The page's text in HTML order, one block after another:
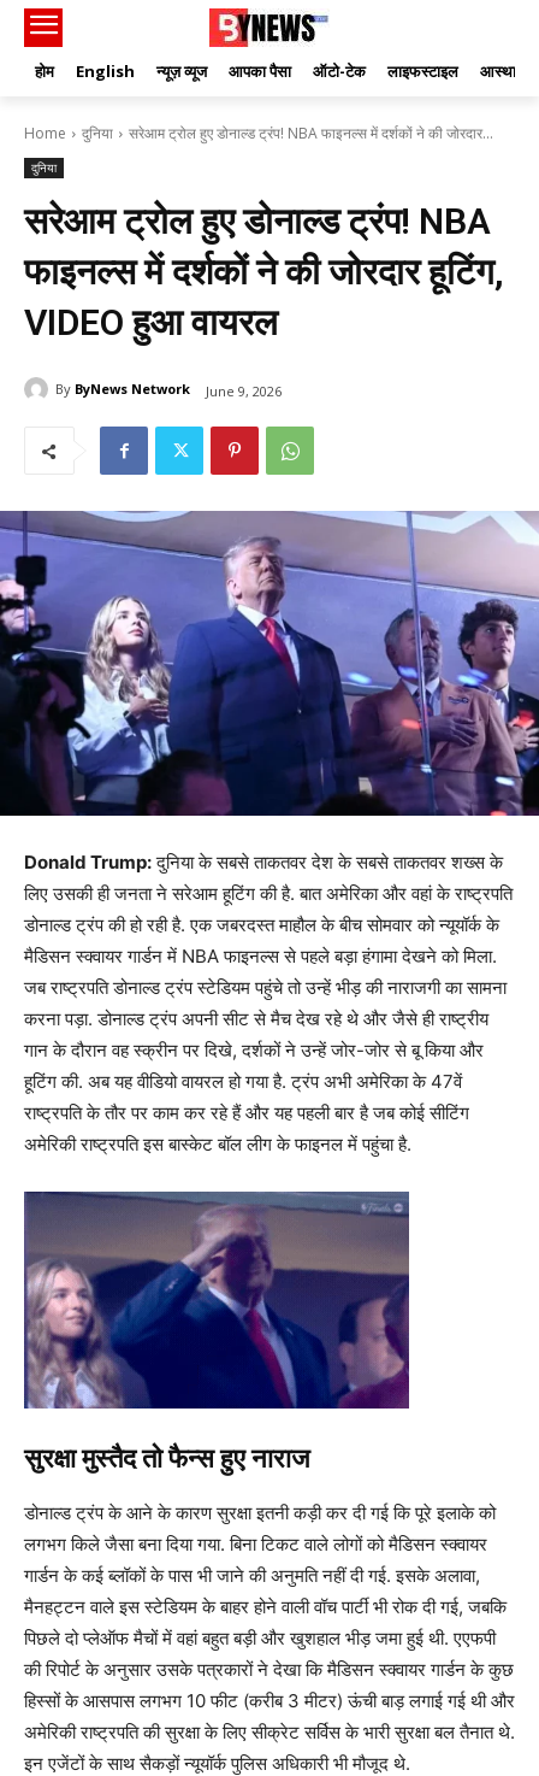
होम English न्यूज़ व्यूज आपका पैसा ऑटो-टेक लाइफस्टाइल आस्था
Home दुनिया सरेआम ट्रोल हुए डोनाल्ड ट्रंप! NBA फाइनल्स में दर्शकों ने की जोरदार...
दुनिया
सरेआम ट्रोल हुए डोनाल्ड ट्रंप! NBA
फाइनल्स में दर्शकों ने की जोरदार हूटिंग,
VIDEO हुआ वायरल
By ByNews Network June 9, 2026
Donald Trump:दुनिया के सबसे ताकतवर देश के सबसे ताकतवर शख्स के
लिए उसकी ही जनता ने सरेआम हूटिंग की है. बात अमेरिका और वहां के राष्ट्रपति
डोनाल्ड ट्रंप की हो रही है. एक जबरदस्त माहौल के बीच सोमवार को न्यूयॉर्क के
मैडिसन स्क्वायर गार्डन में NBA फाइनल्स से पहले बड़ा हंगामा देखने को मिला.
जब राष्ट्रपति डोनाल्ड ट्रंप स्टेडियम पहुंचे तो उन्हें भीड़ की नाराजगी का सामना
करना पड़ा. डोनाल्ड ट्रंप अपनी सीट से मैच देख रहे थे और जैसे ही राष्ट्रीय
गान के दौरान वह स्क्रीन पर दिखे, दर्शकों ने उन्हें जोर-जोर से बू किया और
हूटिंग की. अब यह वीडियो वायरल हो गया है. ट्रंप अभी अमेरिका के 47वें
राष्ट्रपति के तौर पर काम कर रहे हैं और यह पहली बार है जब कोई सीटिंग
अमेरिकी राष्ट्रपति इस बास्केट बॉल लीग के फाइनल में पहुंचा है.
सुरक्षा मुस्तैद तो फैन्स हुए नाराज
डोनाल्ड ट्रंप के आने के कारण सुरक्षा इतनी कड़ी कर दी गई कि पूरे इलाके को
लगभग किले जैसा बना दिया गया. बिना टिकट वाले लोगों को मैडिसन स्क्वायर
गार्डन के कई ब्लॉकों के पास भी जाने की अनुमति नहीं दी गई. इसके अलावा,
मैनहट्टन वाले इस स्टेडियम के बाहर होने वाली वॉच पार्टी भी रोक दी गई, जबकि
पिछले दो प्लेऑफ मैचों में वहां बहुत बड़ी और खुशहाल भीड़ जमा हुई थी. एएफपी
की रिपोर्ट के अनुसार उसके पत्रकारों ने देखा कि मैडिसन स्क्वायर गार्डन के कुछ
हिस्सों के आसपास लगभग 10 फीट (करीब 3 मीटर) ऊंची बाड़ लगाई गई थी और
अमेरिकी राष्ट्रपति की सुरक्षा के लिए सीक्रेट सर्विस के भारी सुरक्षा बल तैनात थे.
इन एजेंटों के साथ सैकड़ों न्यूयॉर्क पुलिस अधिकारी भी मौजूद थे.